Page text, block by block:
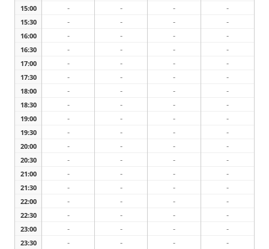
15:00 - - - -
15:30 - - - -
16:00 - - - -
16:30 - - - -
17:00 - - - -
17:30 - - - -
18:00 - - - -
18:30 - - - -
19:00 - - - -
19:30 - - - -
20:00 - - - -
20:30 - - - -
21:00 - - - -
21:30 - - - -
22:00 - - - -
22:30 - - - -
23:00 - - - -
23:30 - - - -